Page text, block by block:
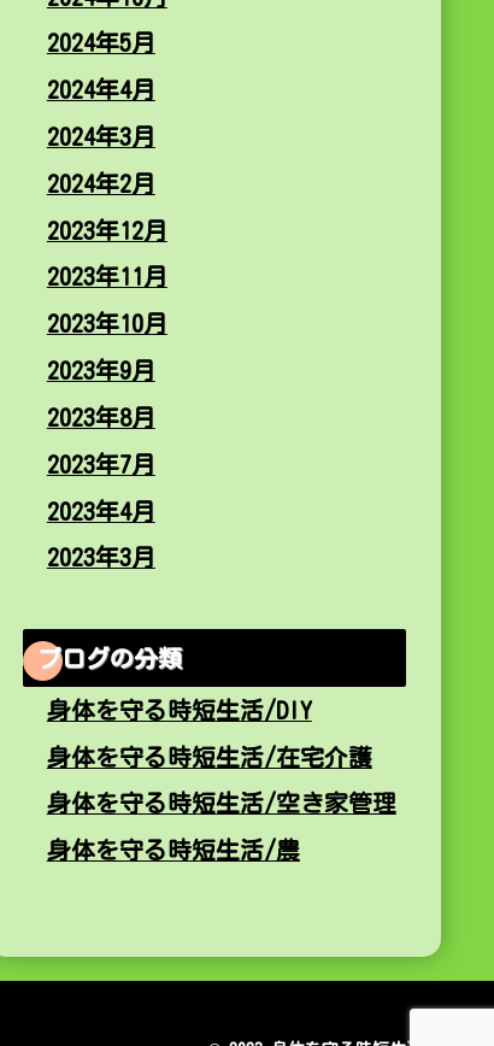
2024年5月
2024年4月
2024年3月
2024年2月
2023年12月
2023年11月
2023年10月
2023年9月
2023年8月
2023年7月
2023年4月
2023年3月
ブログの分類
身体を守る時短生活/DIY
身体を守る時短生活/在宅介護
身体を守る時短生活/空き家管理
身体を守る時短生活/農